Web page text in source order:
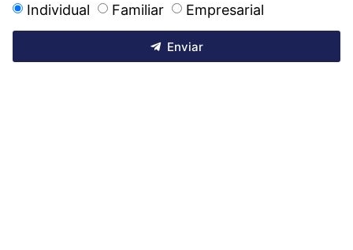
Individual
Familiar Empresarial
Enviar